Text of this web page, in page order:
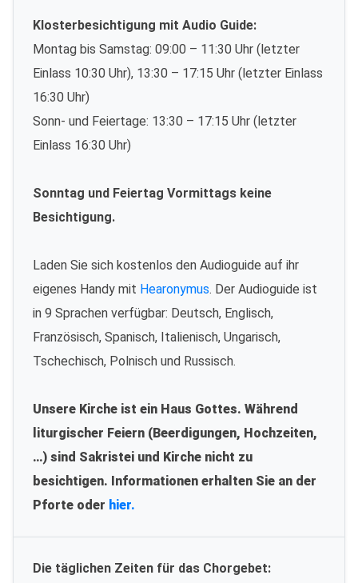
Klosterbesichtigung mit Audio Guide:
Montag bis Samstag: 09:00 – 11:30 Uhr (letzter
Einlass 10:30 Uhr), 13:30 – 17:15 Uhr (letzter Einlass
16:30 Uhr)
Sonn- und Feiertage: 13:30 – 17:15 Uhr (letzter
Einlass 16:30 Uhr)
Sonntag und Feiertag Vormittags keine
Besichtigung.
Laden Sie sich kostenlos den Audioguide auf ihr
eigenes Handy mit Hearonymus. Der Audioguide ist
in 9 Sprachen verfügbar: Deutsch, Englisch,
Französisch, Spanisch, Italienisch, Ungarisch,
Tschechisch, Polnisch und Russisch.
Unsere Kirche ist ein Haus Gottes. Während
liturgischer Feiern (Beerdigungen, Hochzeiten,
…) sind Sakristei und Kirche nicht zu
besichtigen. Informationen erhalten Sie an der
Pforte oder hier.
Die täglichen Zeiten für das Chorgebet: